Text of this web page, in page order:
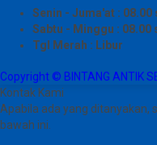
Senin - Juma'at : 08.00
Sabtu - Minggu : 08.00
Tgl Merah : Libur
Copyright © BINTANG ANTIK
Kontak Kami
Apabila ada yang ditanyakan,
bawah ini.